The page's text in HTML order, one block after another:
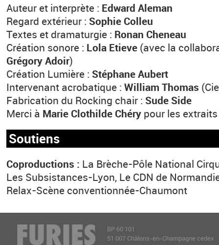
Auteur et interprète : Edward Aleman
Regard extérieur : Sophie Colleu
Textes et dramaturgie : Ronan Cheneau
Création sonore : Lola Etieve (avec la
Grégory Adoir)
Création Lumière : Stéphane Aubert
Intervenant acrobatique :William Thomas
Fabrication du Rocking chair : Sude Side
Merci à Marie Clothilde Chéry pour les
Soutiens
Coproductions : La Brèche-Pôle National
Les Subsistances-Lyon, Le CDN de
Relax-Scène conventionnée-Chaumont
BP 60 101
51 007 Châlons-en-Champagne cedex